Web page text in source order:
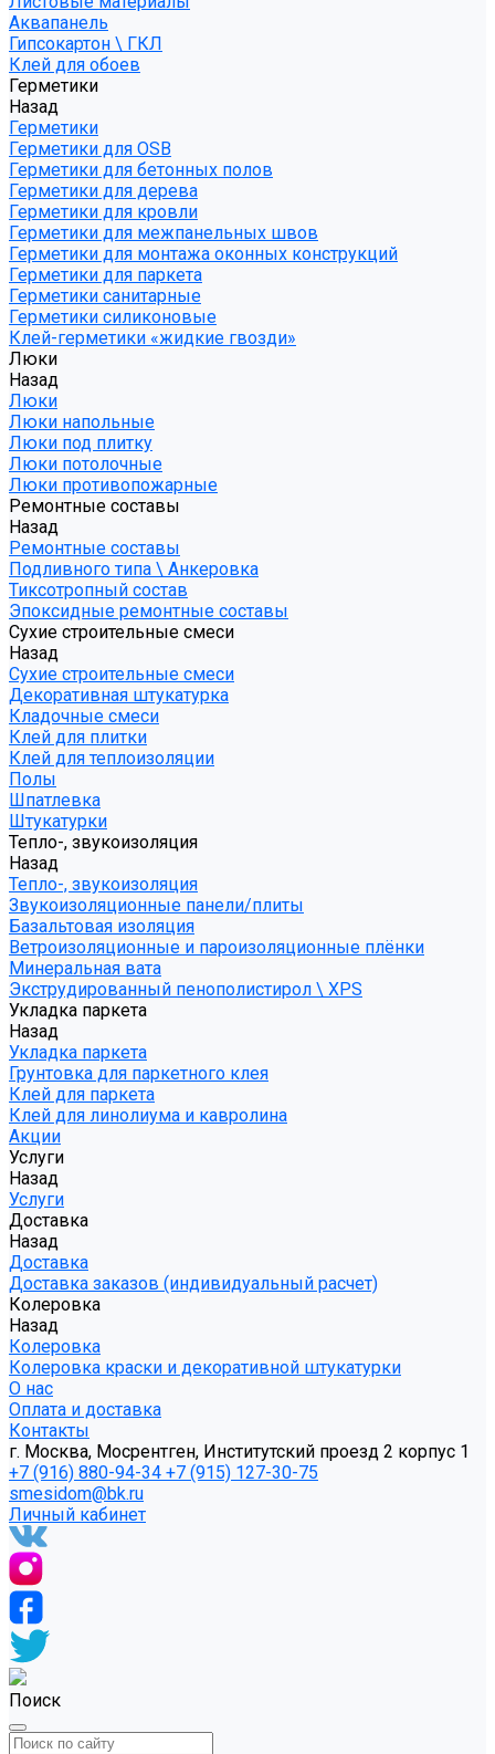
Аквапанель
Гипсокартон \ ГКЛ
Клей для обоев
Герметики
Назад
Герметики
Герметики для OSB
Герметики для бетонных полов
Герметики для дерева
Герметики для кровли
Герметики для межпанельных швов
Герметики для монтажа оконных конструкций
Герметики для паркета
Герметики санитарные
Герметики силиконовые
Клей-герметики «жидкие гвозди»
Люки
Назад
Люки
Люки напольные
Люки под плитку
Люки потолочные
Люки противопожарные
Ремонтные составы
Назад
Ремонтные составы
Подливного типа \ Анкеровка
Тиксотропный состав
Эпоксидные ремонтные составы
Сухие строительные смеси
Назад
Сухие строительные смеси
Декоративная штукатурка
Кладочные смеси
Клей для плитки
Клей для теплоизоляции
Полы
Шпатлевка
Штукатурки
Тепло-, звукоизоляция
Назад
Тепло-, звукоизоляция
Звукоизоляционные панели/плиты
Базальтовая изоляция
Ветроизоляционные и пароизоляционные плёнки
Минеральная вата
Экструдированный пенополистирол \ XPS
Укладка паркета
Назад
Укладка паркета
Грунтовка для паркетного клея
Клей для паркета
Клей для линолиума и кавролина
Акции
Услуги
Назад
Услуги
Доставка
Назад
Доставка
Доставка заказов (индивидуальный расчет)
Колеровка
Назад
Колеровка
Колеровка краски и декоративной штукатурки
О нас
Оплата и доставка
Контакты
г. Москва, Мосрентген, Институтский проезд 2 корпус 1
+7 (916) 880-94-34 +7 (915) 127-30-75
smesidom@bk.ru
Личный кабинет
Поиск